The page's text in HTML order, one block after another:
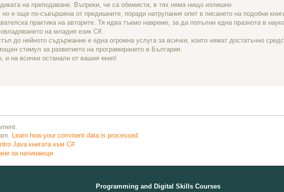
на преподаване. Въпреки, че са обемисти, в тях няма нищо излишно.
но е още по-съвършена от предишните, поради натрупания опит в писането на подобни
практика на авторите. Тя идва тъкмо навреме, за да попълни една празнота в
на младия език C#.
до нейното съдържание е една огромна услуга за всички, които нямат достатъчно
стимул за развитието на програмирането в България.
и на всички останали от вашия екип!
Learn how your comment data is processed.
Java книгата към C#
за начинаещи
Programming and Digital Skills Courses